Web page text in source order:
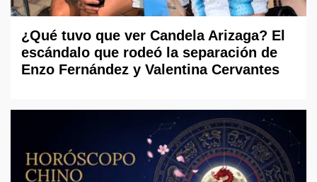
¿Qué tuvo que ver Candela Arizaga? El
escándalo que rodeó la separación de
Enzo Fernández y Valentina Cervantes